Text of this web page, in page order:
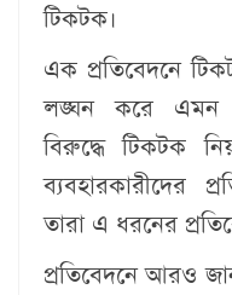
টিকটক।
এক প্রতিবেদনে
লঙ্ঘন করে এমন
বিরুদ্ধে টিকটক
ব্যবহারকারীদের
তারা এ ধরনের
প্রতিবেদনে আরও